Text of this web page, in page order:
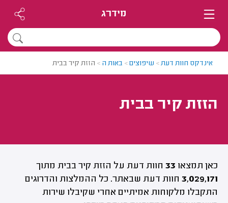
מידרג
אינדקס חוות דעת> שיפוצים> באות ה > הזזת קיר בבית
הזזת קיר בבית
כאן תמצאו 33 חוות דעת על הזזת קיר בבית מתוך
3,029,171 חוות דעת שבאתר. כל ההמלצות והדרוגים
התקבלו מלקוחות אמיתיים אחרי שקיבלו שירות